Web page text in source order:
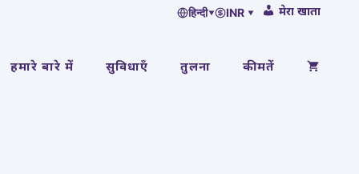
हिन्दी▾ INR ▾ मेरा खाता
हमारे बारे में सुविधाएँ तुलना कीमतें